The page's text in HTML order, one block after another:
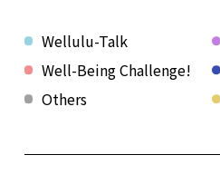
Wellulu-Talk
Well-Being Challenge!
Others